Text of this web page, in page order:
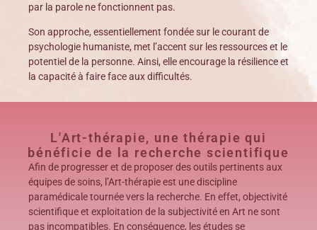
par la parole ne fonctionnent pas.
Son approche, essentiellement fondée sur le courant de
psychologie humaniste, met l’accent sur les ressources et le
potentiel de la personne. Ainsi, elle encourage la résilience et
la capacité à faire face aux difficultés.
L'Art-thérapie, une thérapie qui
bénéficie de la recherche scientifique
Afin de progresser et de proposer des outils pertinents aux
équipes de soins, l’Art-thérapie est une discipline
paramédicale tournée vers la recherche. En effet, objectivité
scientifique et exploitation de la subjectivité en Art ne sont
pas incompatibles. En conséquence, les études se